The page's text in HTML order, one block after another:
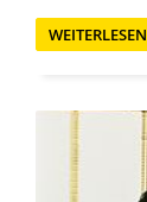
WEITERLESEN